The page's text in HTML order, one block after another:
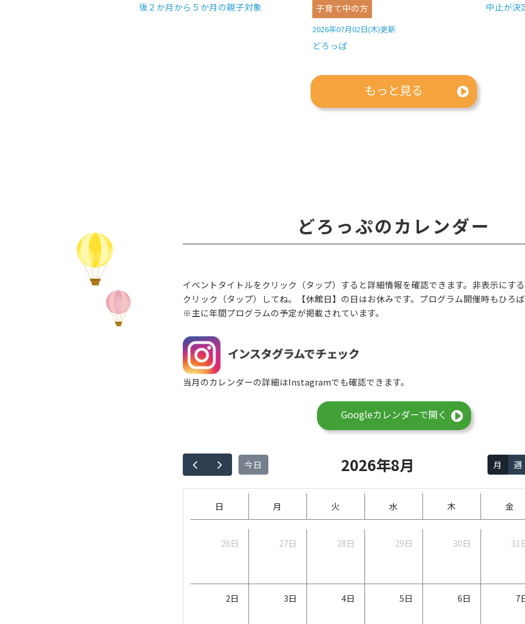
後２か月から５か月の親子対象
子育て中の方
2026年07月02日(木)更新
どろっぱ
中止が決
もっと見る
どろっぷのカレンダー
イベントタイトルをクリック（タップ）すると詳細情報を確認できます。非表示にす
クリック（タップ）してね。【休館日】の日はお休みです。プログラム開催時もひろ
※主に年間プログラムの予定が掲載されています。
当月のカレンダーの詳細はInstagramでも確認できます。
Googleカレンダーで開く
今日 2026年8月 月 週
日 月 火 水 木 金
26日 27日 28日 29日 30日 31
2日 3日 4日 5日 6日 7